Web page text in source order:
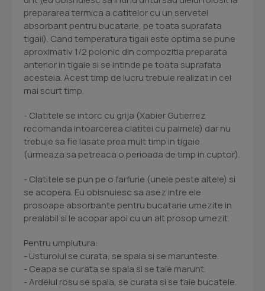
prepararea termica a catitelor cu un servetel
absorbant pentru bucatarie, pe toata suprafata
tigaii). Cand temperatura tigaii este optima se pune
aproximativ 1/2 polonic din compozitia preparata
anterior in tigaie si se intinde pe toata suprafata
acesteia. Acest timp de lucru trebuie realizat in cel
mai scurt timp.
- Clatitele se intorc cu grija (Xabier Gutierrez
recomanda intoarcerea clatitei cu palmele) dar nu
trebuie sa fie lasate prea mult timp in tigaie
(urmeaza sa petreaca o perioada de timp in cuptor).
- Clatitele se pun pe o farfurie (unele peste altele) si
se acopera. Eu obisnuiesc sa asez intre ele
prosoape absorbante pentru bucatarie umezite in
prealabil si le acopar apoi cu un alt prosop umezit.
Pentru umplutura:
- Usturoiul se curata, se spala si se marunteste.
- Ceapa se curata se spala si se taie marunt.
- Ardeiul rosu se spala, se curata si se taie bucatele.